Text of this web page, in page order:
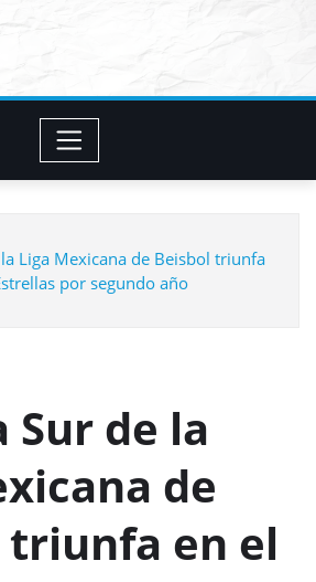
Liga Mexicana de Beisbol triunfa
por segundo año
Sur de la
de
triunfa en el